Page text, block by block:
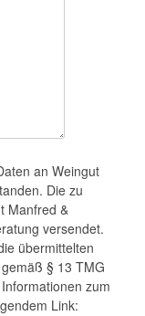
an Weingut
Die zu
Manfred &
versendet.
übermittelten
§ 13 TMG
zum
Link: